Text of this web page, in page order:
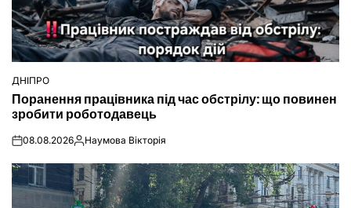
ОПУБЛІКУВАТИ
ДНІПРО
Поранення працівника під час обстрілу: що повинен
зробити роботодавець
on08.08.2026Опубліковано
Наумова Вікторія